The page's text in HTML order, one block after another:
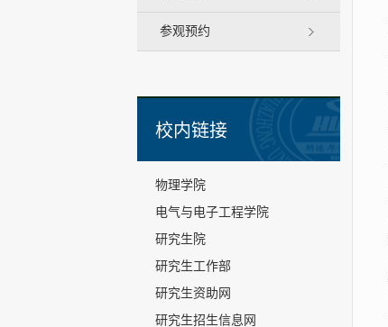
参观预约
校内链接
物理学院
电气与电子工程学院
研究生院
研究生工作部
研究生资助网
研究生招生信息网